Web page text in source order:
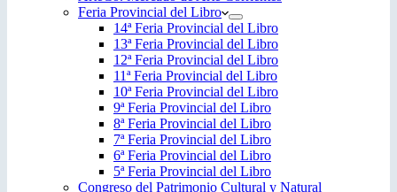
Feria Provincial del Libro
14ª Feria Provincial del Libro
13ª Feria Provincial del Libro
12ª Feria Provincial del Libro
11ª Feria Provincial del Libro
10ª Feria Provincial del Libro
9ª Feria Provincial del Libro
8ª Feria Provincial del Libro
7ª Feria Provincial del Libro
6ª Feria Provincial del Libro
5ª Feria Provincial del Libro
Congreso del Patrimonio Cultural y Natural